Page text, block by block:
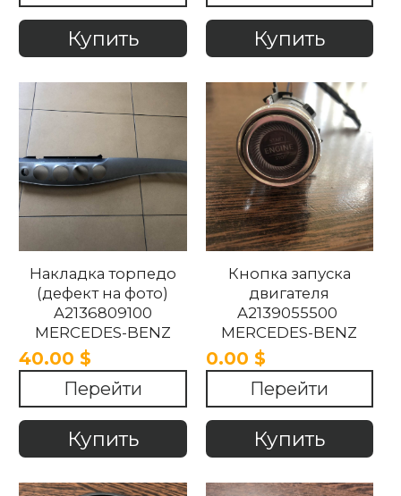
Купить Купить
Накладка торпедо
(дефект на фото)
A2136809100
MERCEDES-BENZ
W213 2016-2020
40.00 $
Перейти
Купить
Кнопка запуска
двигателя
A2139055500
MERCEDES-BENZ
W213 2016-2020
0.00 $
Перейти
Купить